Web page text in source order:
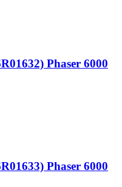
Phaser 6000
Phaser 6000